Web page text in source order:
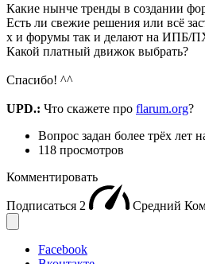
Какие нынче тренды в создании
Есть ли свежие решения или всё
х и форумы так и делают на ИПБ/
Какой платный движок выбрать?
Спасибо! ^^
UPD.: Что скажете про flarum.org?
Вопрос задан более трёх лет
118 просмотров
Комментировать
Подписаться 2 Средний
Facebook